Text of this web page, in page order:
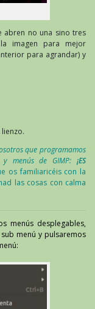
abren no una sino tres
imagen para mejor
para agrandar) y
que programamos
menús de GIMP: ¡ES
os familiaricéis con la
las cosas con calma
menús desplegables,
menú y pulsaremos